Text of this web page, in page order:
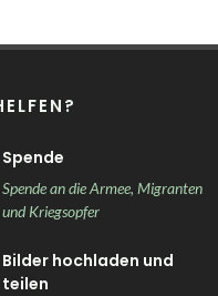
Spende
Spende an die Armee, Migranten
und Kriegsopfer
Bilder hochladen und
teilen